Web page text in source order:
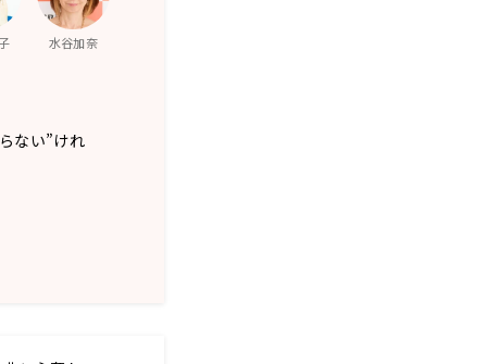
水谷加奈
ない”けれ